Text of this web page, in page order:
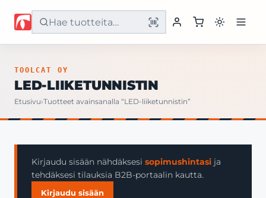
Etusivu
Yritys
Yhteystiedot
TOOLCAT OY
LED-LIIKETUNNISTIN
Etusivu›Tuotteet avainsanalla “LED-liiketunnistin”
Kirjaudu sisään nähdäksesi sopimushintasi ja
tehdäksesi tilauksia B2B-portaalin kautta.
Kirjaudu sisään